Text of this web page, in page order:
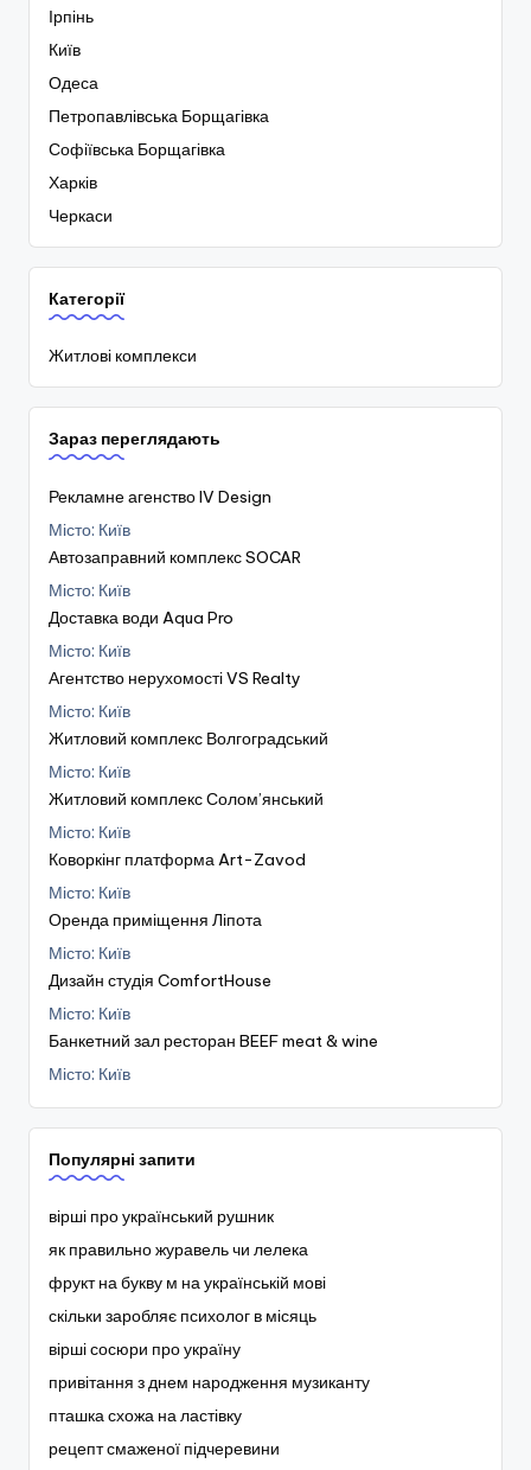
Ірпінь
Київ
Одеса
Петропавлівська Борщагівка
Софіївська Борщагівка
Харків
Черкаси
Категорії
Житлові комплекси
Зараз переглядають
Рекламне агенство IV Design
Місто: Київ
Автозаправний комплекс SOCAR
Місто: Київ
Доставка води Aqua Pro
Місто: Київ
Агентство нерухомості VS Realty
Місто: Київ
Житловий комплекс Волгоградський
Місто: Київ
Житловий комплекс Солом’янський
Місто: Київ
Коворкінг платформа Art-Zavod
Місто: Київ
Оренда приміщення Ліпота
Місто: Київ
Дизайн студія ComfortHouse
Місто: Київ
Банкетний зал ресторан BEEF meat & wine
Місто: Київ
Популярні запити
вірші про український рушник
як правильно журавель чи лелека
фрукт на букву м на українській мові
скільки заробляє психолог в місяць
вірші сосюри про україну
привітання з днем народження музиканту
пташка схожа на ластівку
рецепт смаженої підчеревини